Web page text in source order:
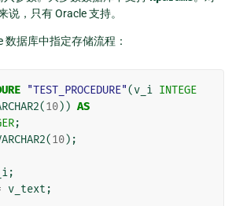
说，只有 Oracle 支持。
数据库中指定存储流程：
"TEST_PROCEDURE"(v_i INTEGE
(10)) AS
;
(10);
;
v_text ;